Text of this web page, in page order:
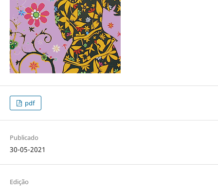
pdf
Publicado
30-05-2021
Edição